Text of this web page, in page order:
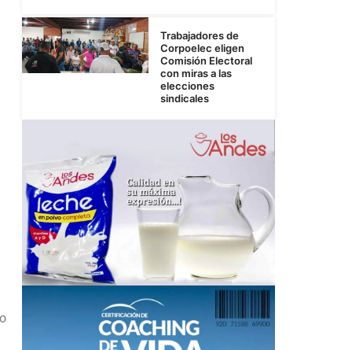
Trabajadores de
Corpoelec eligen
Comisión Electoral
con miras a las
elecciones
sindicales